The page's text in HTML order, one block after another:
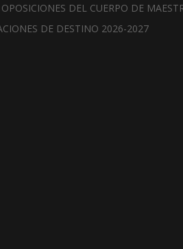
DEL CUERPO DE
DE DESTINO 2026-2027